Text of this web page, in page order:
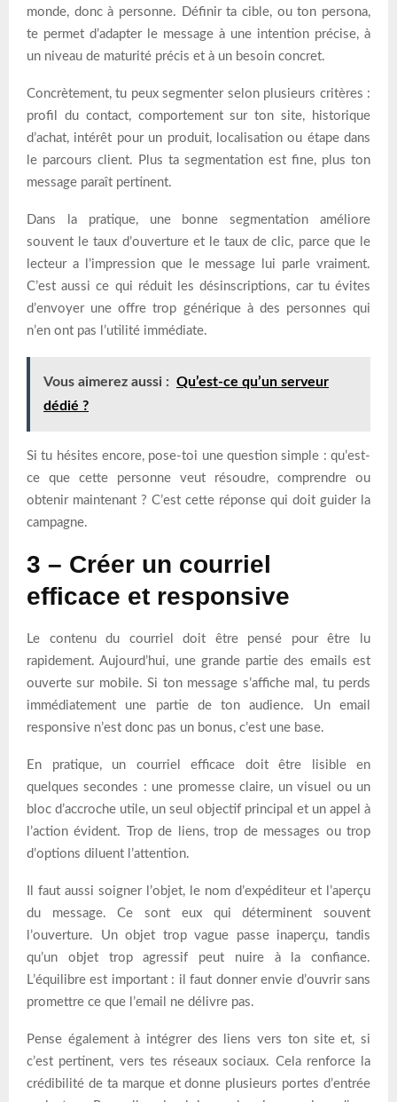
monde, donc à personne. Définir ta cible, ou ton persona,
te permet d’adapter le message à une intention précise, à
un niveau de maturité précis et à un besoin concret.
Concrètement, tu peux segmenter selon plusieurs critères :
profil du contact, comportement sur ton site, historique
d’achat, intérêt pour un produit, localisation ou étape dans
le parcours client. Plus ta segmentation est fine, plus ton
message paraît pertinent.
Dans la pratique, une bonne segmentation améliore
souvent le taux d’ouverture et le taux de clic, parce que le
lecteur a l’impression que le message lui parle vraiment.
C’est aussi ce qui réduit les désinscriptions, car tu évites
d’envoyer une offre trop générique à des personnes qui
n’en ont pas l’utilité immédiate.
Vous aimerez aussi : Qu’est-ce qu’un serveur
dédié ?
Si tu hésites encore, pose-toi une question simple : qu’est-
ce que cette personne veut résoudre, comprendre ou
obtenir maintenant ? C’est cette réponse qui doit guider la
campagne.
3 – Créer un courriel
efficace et responsive
Le contenu du courriel doit être pensé pour être lu
rapidement. Aujourd’hui, une grande partie des emails est
ouverte sur mobile. Si ton message s’affiche mal, tu perds
immédiatement une partie de ton audience. Un email
responsive n’est donc pas un bonus, c’est une base.
En pratique, un courriel efficace doit être lisible en
quelques secondes : une promesse claire, un visuel ou un
bloc d’accroche utile, un seul objectif principal et un appel à
l’action évident. Trop de liens, trop de messages ou trop
d’options diluent l’attention.
Il faut aussi soigner l’objet, le nom d’expéditeur et l’aperçu
du message. Ce sont eux qui déterminent souvent
l’ouverture. Un objet trop vague passe inaperçu, tandis
qu’un objet trop agressif peut nuire à la confiance.
L’équilibre est important : il faut donner envie d’ouvrir sans
promettre ce que l’email ne délivre pas.
Pense également à intégrer des liens vers ton site et, si
c’est pertinent, vers tes réseaux sociaux. Cela renforce la
crédibilité de ta marque et donne plusieurs portes d’entrée